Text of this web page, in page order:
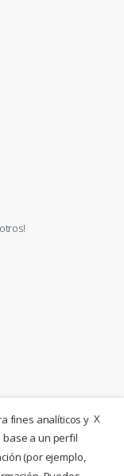
X
fines analíticos y
a un perfil
(por ejemplo,